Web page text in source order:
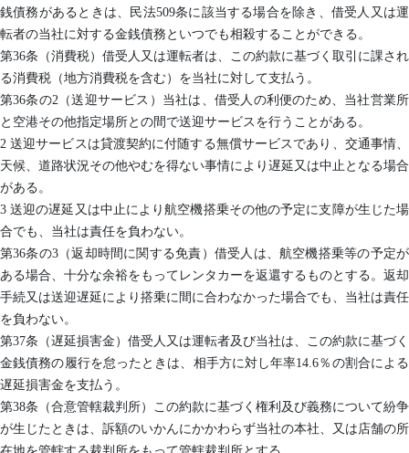
銭債務があるときは、民法509条に該当する場合を除き、借受人又は運
転者の当社に対する金銭債務といつでも相殺することができる。
第36条（消費税）借受人又は運転者は、この約款に基づく取引に課され
る消費税（地方消費税を含む）を当社に対して支払う。
第36条の2（送迎サービス）当社は、借受人の利便のため、当社営業所
と空港その他指定場所との間で送迎サービスを行うことがある。
2 送迎サービスは貸渡契約に付随する無償サービスであり、交通事情、
天候、道路状況その他やむを得ない事情により遅延又は中止となる場合
がある。
3 送迎の遅延又は中止により航空機搭乗その他の予定に支障が生じた場
合でも、当社は責任を負わない。
第36条の3（返却時間に関する免責）借受人は、航空機搭乗等の予定が
ある場合、十分な余裕をもってレンタカーを返還するものとする。返却
手続又は送迎遅延により搭乗に間に合わなかった場合でも、当社は責任
を負わない。
第37条（遅延損害金）借受人又は運転者及び当社は、この約款に基づく
金銭債務の履行を怠ったときは、相手方に対し年率14.6％の割合による
遅延損害金を支払う。
第38条（合意管轄裁判所）この約款に基づく権利及び義務について紛争
が生じたときは、訴額のいかんにかかわらず当社の本社、又は店舗の所